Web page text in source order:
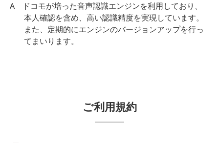
A ドコモが培った音声認識エンジンを利用しており、
本人確認を含め、高い認識精度を実現しています。
また、定期的にエンジンのバージョンアップを行っ
てまいります。
ご利用規約